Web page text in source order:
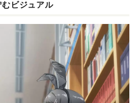
ビジュアル